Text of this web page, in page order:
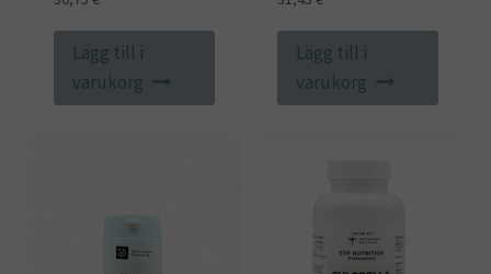
Lägg till i
varukorg
Lägg till i
varukorg